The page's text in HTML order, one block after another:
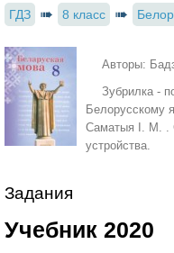
ГДЗ 8 класс
Авторы:
Зубрилка -
Белорусскому
Саматыя І. М. .
устройства.
Задания
Учебник 2020